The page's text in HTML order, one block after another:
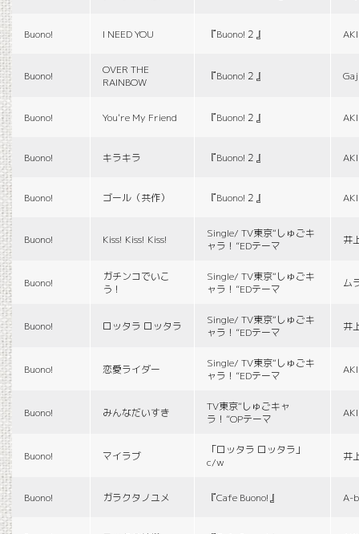
Buono! I NEED YOU 『Buono!２』
Buono!
OVER THE
RAINBOW
『Buono!２』
Buono! You're My Friend 『Buono!２』
Buono! キラキラ 『Buono!２』
Buono! ゴール（共作） 『Buono!２』
Buono! Kiss! Kiss! Kiss!
Single/ TV東京“しゅごキ
ャラ！”EDテーマ
井
Buono!
ガチンコでいこ
う！
Single/ TV東京“しゅごキ
ャラ！”EDテーマ
ム
Buono! ロッタラ ロッタラ
Single/ TV東京“しゅごキ
ャラ！”EDテーマ
井
Buono! 恋愛ライダー
Single/ TV東京“しゅごキ
ャラ！”EDテーマ
Buono! みんなだいすき
TV東京“しゅごキャ
ラ！”OPテーマ
Buono! マイラブ
「ロッタラ ロッタラ」
c/w
井
Buono! ガラクタノユメ 『Cafe Buono!』 A-